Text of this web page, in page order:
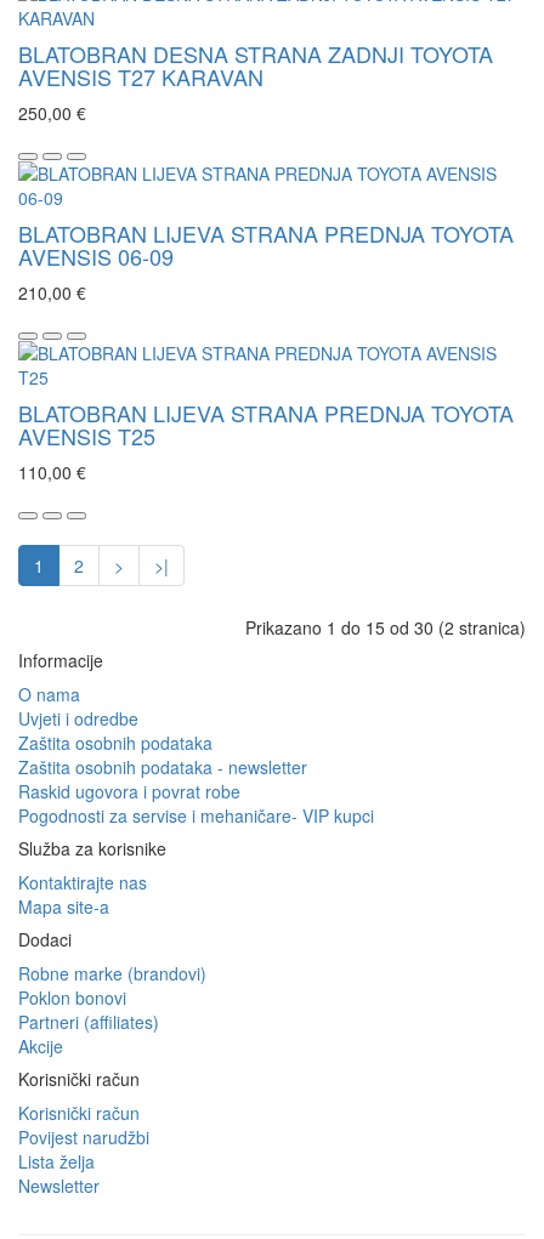
BLATOBRAN DESNA STRANA ZADNJI TOYOTA
AVENSIS T27 KARAVAN
250,00 €
BLATOBRAN LIJEVA STRANA PREDNJA TOYOTA
AVENSIS 06-09
210,00 €
BLATOBRAN LIJEVA STRANA PREDNJA TOYOTA
AVENSIS T25
110,00 €
1 2 > >|
Prikazano 1 do 15 od 30 (2 stranica)
Informacije
O nama
Uvjeti i odredbe
Zaštita osobnih podataka
Zaštita osobnih podataka - newsletter
Raskid ugovora i povrat robe
Pogodnosti za servise i mehaničare- VIP kupci
Služba za korisnike
Kontaktirajte nas
Mapa site-a
Dodaci
Robne marke (brandovi)
Poklon bonovi
Partneri (affiliates)
Akcije
Korisnički račun
Korisnički račun
Povijest narudžbi
Lista želja
Newsletter